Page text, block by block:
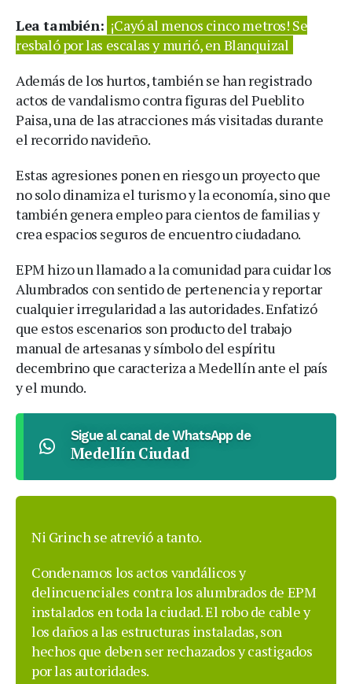
Lea también: ¡Cayó al menos cinco metros! Se
resbaló por las escalas y murió, en Blanquizal
Además de los hurtos, también se han registrado
actos de vandalismo contra figuras del Pueblito
Paisa, una de las atracciones más visitadas durante
el recorrido navideño.
Estas agresiones ponen en riesgo un proyecto que
no solo dinamiza el turismo y la economía, sino que
también genera empleo para cientos de familias y
crea espacios seguros de encuentro ciudadano.
EPM hizo un llamado a la comunidad para cuidar los
Alumbrados con sentido de pertenencia y reportar
cualquier irregularidad a las autoridades. Enfatizó
que estos escenarios son producto del trabajo
manual de artesanas y símbolo del espíritu
decembrino que caracteriza a Medellín ante el país
y el mundo.
Sigue al canal de WhatsApp de
Medellín Ciudad
Ni Grinch se atrevió a tanto.
Condenamos los actos vandálicos y
delincuenciales contra los alumbrados de EPM
instalados en toda la ciudad. El robo de cable y
los daños a las estructuras instaladas, son
hechos que deben ser rechazados y castigados
por las autoridades.